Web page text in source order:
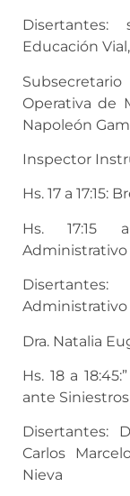
Educación
Operativa de
Napoleón
Inspector
Hs. 17 a 17:15:
Hs. 17:15
Administrativo
Administrativo
Dra. Natalia
Hs. 18 a
ante Siniestros
Disertantes:
Carlos
Nieva